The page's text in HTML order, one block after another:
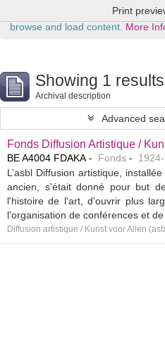
This website uses cookies to
browse and load content. More
Print
Showing 1 results
Archival description
Advanced
Fonds Diffusion Artistique /
BE A4004 FDAKA Fonds
L’asbl Diffusion artistique,
ancien, s'était donné pour but
l'histoire de l'art, d'ouvrir plus
l'organisation de conférences et de
Diffusion artistique / Kunst voor Allen